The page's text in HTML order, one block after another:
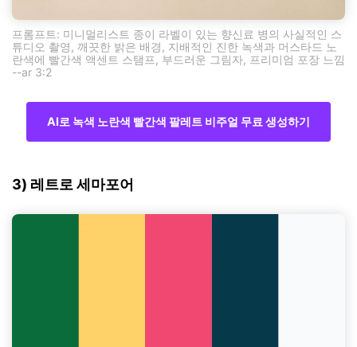
프롬프트: 미니멀리스트 종이 라벨이 있는 향신료 병의 사실적인 스
튜디오 촬영, 깨끗한 밝은 배경, 지배적인 진한 녹색과 머스타드 노
란색에 빨간색 액센트 스탬프, 부드러운 그림자, 프리미엄 포장 느낌
--ar 3:2
AI로 녹색 노란색 빨간색 팔레트 비주얼 무료 생성하기
3) 레트로 세마포어